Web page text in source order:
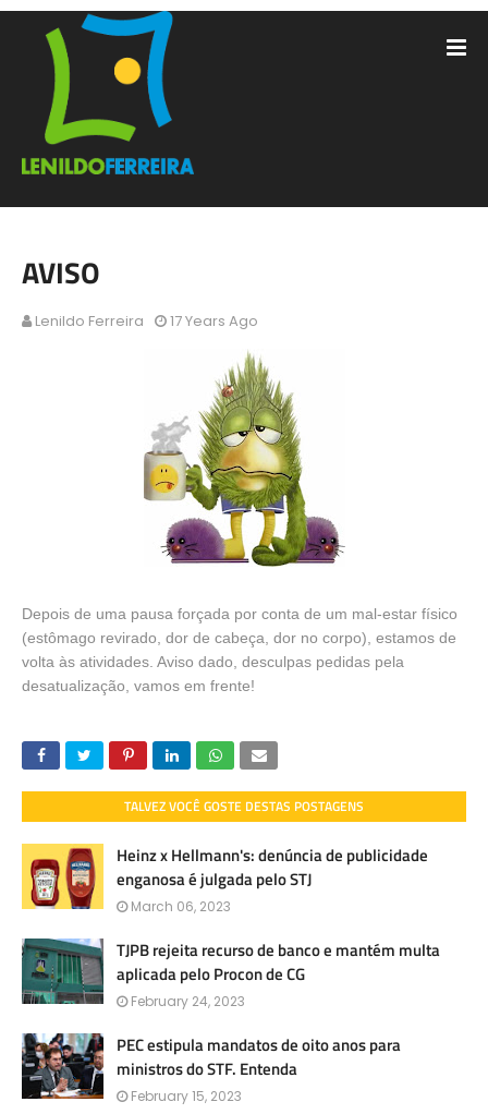
AVISO
Lenildo Ferreira 17 Years Ago
Depois de uma pausa forçada por conta de um mal-estar físico
(estômago revirado, dor de cabeça, dor no corpo), estamos de
volta às atividades. Aviso dado, desculpas pedidas pela
desatualização, vamos em frente!
TALVEZ VOCÊ GOSTE DESTAS POSTAGENS
Heinz x Hellmann's: denúncia de publicidade
enganosa é julgada pelo STJ
March 06, 2023
TJPB rejeita recurso de banco e mantém multa
aplicada pelo Procon de CG
February 24, 2023
PEC estipula mandatos de oito anos para
ministros do STF. Entenda
February 15, 2023